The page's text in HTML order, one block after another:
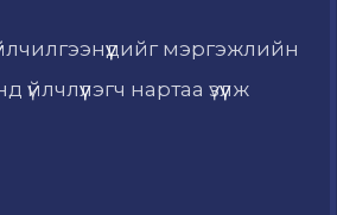
мэргэжлийн
нартаа үзүүлж